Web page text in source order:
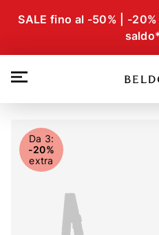
SALE fino al -50% | -
Da 3:
-20%
extra